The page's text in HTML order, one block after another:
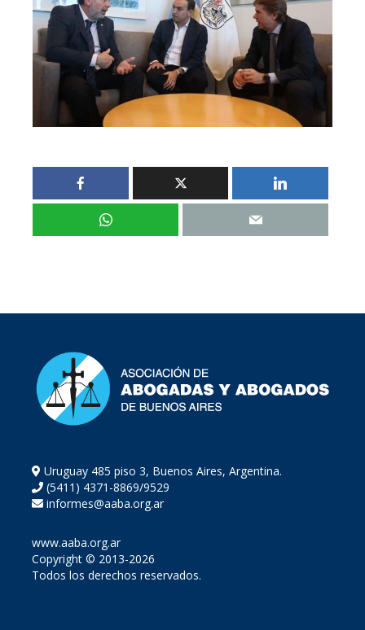
Uruguay 485 piso 3, Buenos Aires, Argentina.
(5411) 4371-8869/9529
informes@aaba.org.ar
www.aaba.org.ar
Copyright © 2013-2026
Todos los derechos reservados.